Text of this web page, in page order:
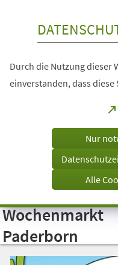
Visuelle
Assistenzsoftware
öffnen.
Durch die Nutzung dieser
einverstanden, dass diese
Nur
Alle
Wochenmarkt
Paderborn